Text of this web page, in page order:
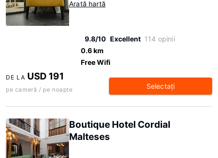
Arată hartă
9.8/10 Excellent 114 opinii
0.6 km
Free Wifi
DE LA USD 191
pe cameră / pe noapte Selectaţi
Boutique Hotel Cordial
Malteses